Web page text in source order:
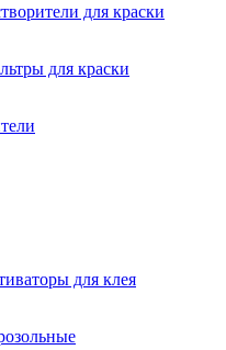
для краски
для краски
для клея